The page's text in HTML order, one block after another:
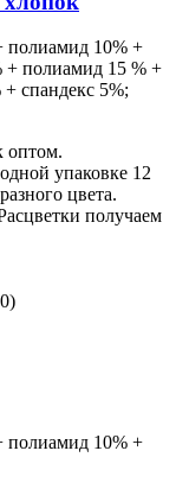
полиамид 10% +
+ полиамид 15 % +
спандекс 5%;
оптом.
упаковке 12
цвета.
получаем
полиамид 10% +